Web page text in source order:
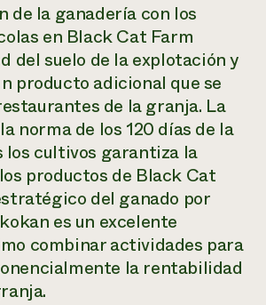
de la ganadería con los
en Black Cat Farm
del suelo de la explotación y
producto adicional que se
de la granja. La
norma de los 120 días de la
los cultivos garantiza la
productos de Black Cat
del ganado por
es un excelente
combinar actividades para
la rentabilidad